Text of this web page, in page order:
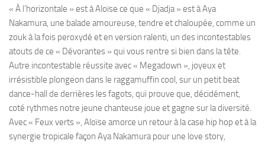
« À l’horizontale » est à Aloïse ce que « Djadja » est à Aya
Nakamura, une balade amoureuse, tendre et chaloupée, comme un
zouk à la fois peroxydé et en version ralenti, un des incontestables
atouts de ce « Dévorantes » qui vous rentre si bien dans la tête.
Autre incontestable réussite avec « Megadown », joyeux et
irrésistible plongeon dans le raggamuffin cool, sur un petit beat
dance-hall de derrières les fagots, qui prouve que, décidément,
coté rythmes notre jeune chanteuse joue et gagne sur la diversité.
Avec « Feux verts », Aloïse amorce un retour à la case hip hop et à la
synergie tropicale façon Aya Nakamura pour une love story,